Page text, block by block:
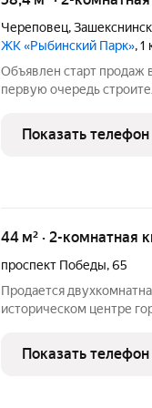
Череповец,
ЖК «Рыбинский Парк», 1
Объявлен старт продаж
первую очередь
четвёртый квартал
комфорткласса. Можно
Показать телефон
44 м² · 2-комнатная
проспект Победы,65
Продается
историческом центре
нескольких минутах
транспорта, Школа №11,
Показать телефон